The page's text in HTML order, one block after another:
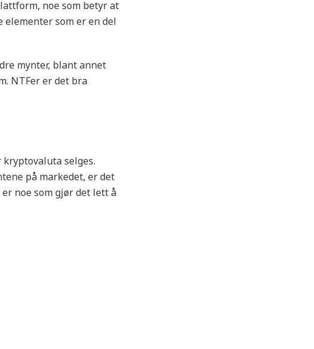
noe som betyr at
som er en del
mynter, blant annet
NTFer er det bra
selges.
på markedet, er det
noe som gjør det lett å